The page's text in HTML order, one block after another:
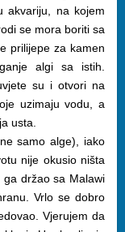
akvariju, na kojem
se mora boriti sa
prilijepe za kamen
algi sa istih.
su i otvori na
uzimaju vodu, a
usta.
samo alge), iako
nije okusio ništa
držao sa Malawi
Vrlo se dobro
Vjerujem da